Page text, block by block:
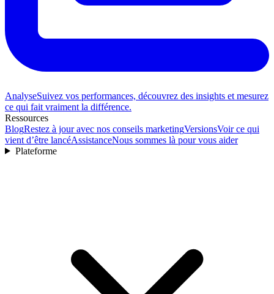
AnalyseSuivez vos performances, découvrez des insights et mesurez
ce qui fait vraiment la différence.
Ressources
BlogRestez à jour avec nos conseils marketingVersionsVoir ce qui
vient d’être lancéAssistanceNous sommes là pour vous aider
Plateforme